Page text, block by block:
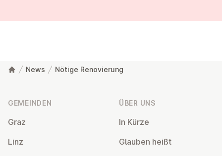
News Nötige Renovierung
GEMEINDEN
Graz
Linz
ÜBER UNS
In Kürze
Glauben heißt